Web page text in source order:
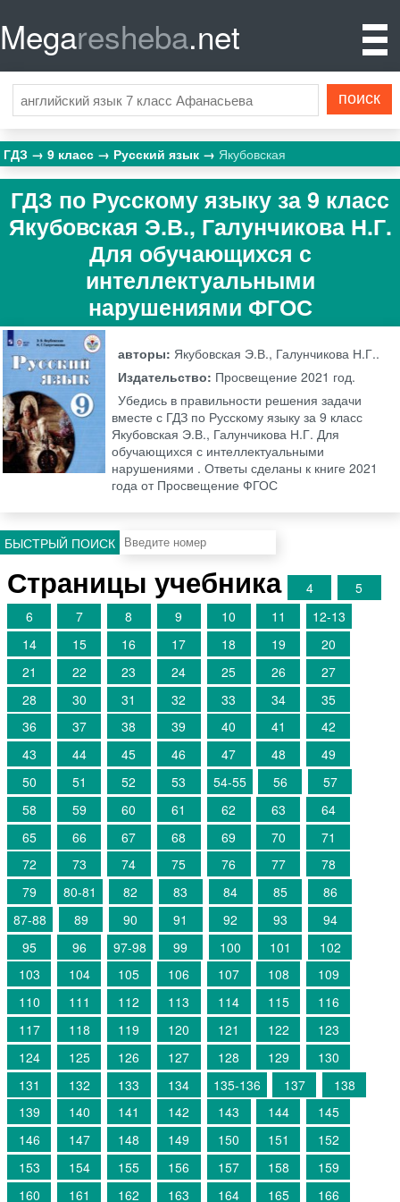
Megaresheba.net
ГДЗ 9 класс Русский язык Якубовская
ГДЗ по Русскому языку за 9 класс
Якубовская Э.В., Галунчикова Н.Г.
Для обучающихся с
интеллектуальными
нарушениями ФГОС
авторы: Якубовская Э.В., Галунчикова Н.Г..
Издательство: Просвещение 2021 год.
Убедись в правильности решения задачи
вместе с ГДЗ по Русскому языку за 9 класс
Якубовская Э.В., Галунчикова Н.Г. Для
обучающихся с интеллектуальными
нарушениями . Ответы сделаны к книге 2021
года от Просвещение ФГОС
БЫСТРЫЙ ПОИСК
Страницы учебника 4
5
6
7 8 9 10 11
12-13
14
15 16 17 18 19
20
21
22 23 24 25 26
27
28
30 31 32 33 34
35
36
37 38 39 40 41
42
43
44 45 46 47 48
49
50
51 52 53 54-55 56
57
58
59 60 61 62 63
64
65
66 67 68 69 70
71
72
73 74 75 76 77
78
79
80-81 82 83 84 85
86
87-88
89 90 91 92 93
94
95
96 97-98 99 100 101
102
103
104 105 106 107 108
109
110
111 112 113 114 115
116
117
118 119 120 121 122
123
124
125 126 127 128 129
130
131
132 133 134 135-136 137
138
139
140 141 142 143 144
145
146
147 148 149 150 151
152
153
154 155 156 157 158
159
160
161 162 163 164 165 166